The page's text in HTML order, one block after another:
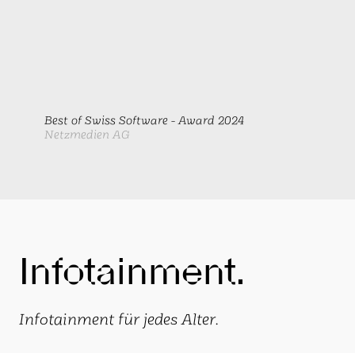
Best of Swiss Software - Award 2024
Netzmedien AG
Infotainment.
Infotainment für jedes Alter.